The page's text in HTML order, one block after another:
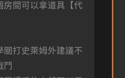
房間可以拿道具【代
關打史萊姆外建議不
鬥